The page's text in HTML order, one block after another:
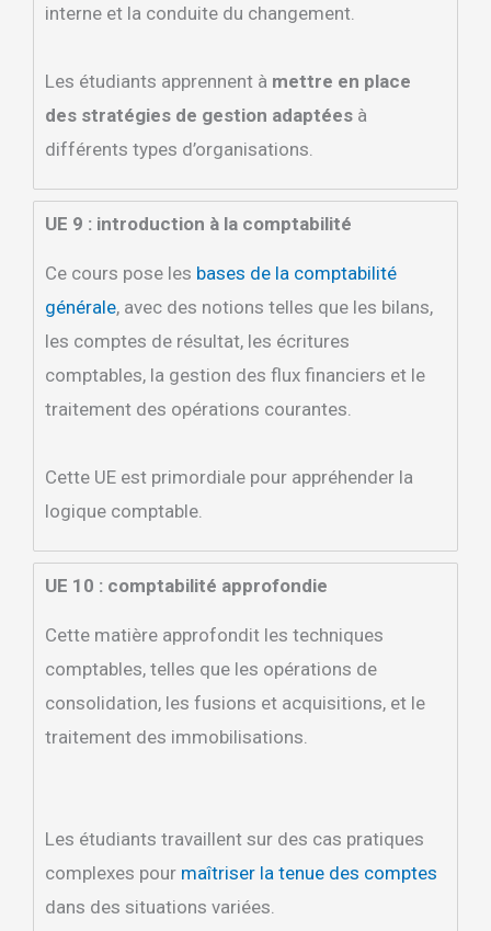
interne et la conduite du changement.
Les étudiants apprennent à mettre en place
des stratégies de gestion adaptées à
différents types d’organisations.
UE 9 : introduction à la comptabilité
Ce cours pose les bases de la comptabilité
générale, avec des notions telles que les bilans,
les comptes de résultat, les écritures
comptables, la gestion des flux financiers et le
traitement des opérations courantes.
Cette UE est primordiale pour appréhender la
logique comptable.
UE 10 : comptabilité approfondie
Cette matière approfondit les techniques
comptables, telles que les opérations de
consolidation, les fusions et acquisitions, et le
traitement des immobilisations.
Les étudiants travaillent sur des cas pratiques
complexes pour maîtriser la tenue des comptes
dans des situations variées.